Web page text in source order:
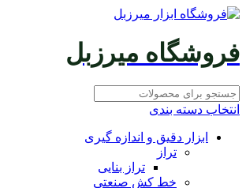
فروشگاه میرزبل
انتخاب دسته بندی
ابزار دقیق و اندازه گیری
تراز
تراز بنایی
خط کش صنعتی